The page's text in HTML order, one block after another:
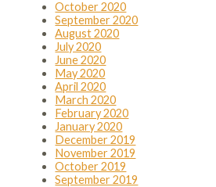
October 2020
September 2020
August 2020
July 2020
June 2020
May 2020
April 2020
March 2020
February 2020
January 2020
December 2019
November 2019
October 2019
September 2019